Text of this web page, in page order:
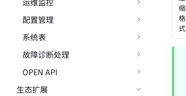
配置管理
系统表
故障诊断处理
OPEN API
生态扩展
缩
格
式